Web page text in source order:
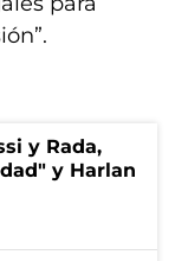
y Rada,
y Harlan